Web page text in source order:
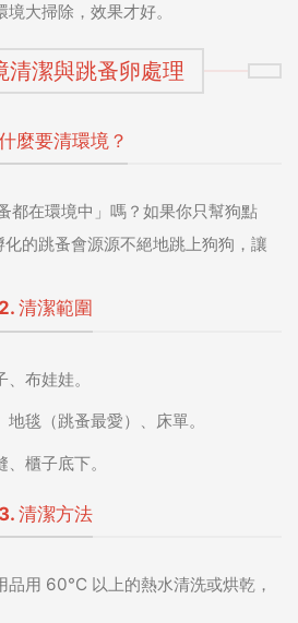
境大掃除，效果才好。
清潔與跳蚤卵處理
麼要清環境？
都在環境中」嗎？如果你只幫狗點
的跳蚤會源源不絕地跳上狗狗，讓
2. 清潔範圍
布娃娃。
地毯（跳蚤最愛）、床單。
櫃子底下。
3. 清潔方法
品用 60°C 以上的熱水清洗或烘乾，